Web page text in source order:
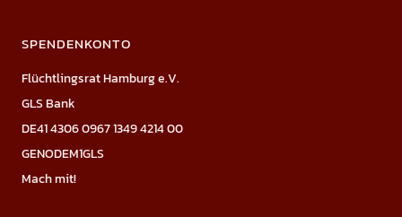
SPENDENKONTO
Flüchtlingsrat Hamburg e.V.
GLS Bank
DE41 4306 0967 1349 4214 00
GENODEM1GLS
Mach mit!